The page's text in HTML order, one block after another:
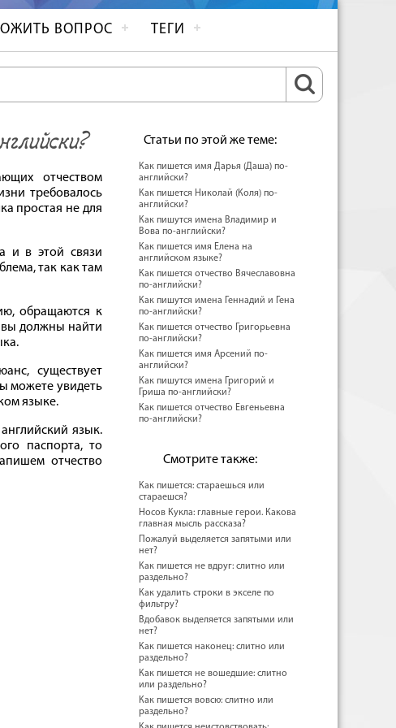
ВОПРОС ТЕГИ
отчеством
требовалось
простая не для
и в этой связи
так как там
обращаются к
вы должны найти
существует
можете увидеть
языке.
язык.
паспорта, то
отчество
Статьи по этой же теме:
Как пишется имя Дарья (Даша) по-
английски?
Как пишется Николай (Коля) по-
английски?
Как пишутся имена Владимир и
Вова по-английски?
Как пишется имя Елена на
английском языке?
Как пишется отчество Вячеславовна
по-английски?
Как пишутся имена Геннадий и Гена
по-английски?
Как пишется отчество Григорьевна
по-английски?
Как пишется имя Арсений по-
английски?
Как пишутся имена Григорий и
Гриша по-английски?
Как пишется отчество Евгеньевна
по-английски?
Смотрите также:
Как пишется: стараешься или
стараешся?
Носов Кукла: главные герои. Какова
главная мысль рассказа?
Пожалуй выделяется запятыми или
нет?
Как пишется не вдруг: слитно или
раздельно?
Как удалить строки в экселе по
фильтру?
Вдобавок выделяется запятыми или
нет?
Как пишется наконец: слитно или
раздельно?
Как пишется не вошедшие: слитно
или раздельно?
Как пишется вовсю: слитно или
раздельно?